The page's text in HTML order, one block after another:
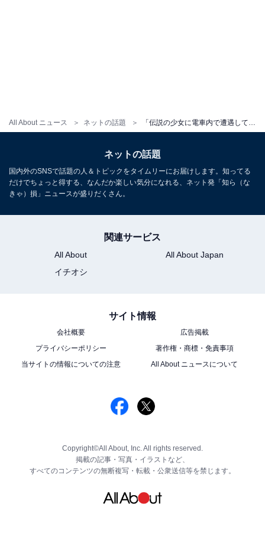
All About ニュース ネットの話題
ネットの話題
国内外のSNSで話題の人＆トピックをタイムリーにお届けします。知ってる
だけでちょっと得する、なんだか楽しい気分になれる、ネット発「知ら（な
きゃ）損」ニュースが盛りだくさん。
関連サービス
All About
All About Japan
イチオシ
サイト情報
会社概要
広告掲載
プライバシーポリシー
著作権・商標・免責事項
当サイトの情報についての注意
All About ニュースについて
Copyright©All About, Inc. All rights reserved.
掲載の記事・写真・イラストなど、
すべてのコンテンツの無断複写・転載・公衆送信等を禁じます。